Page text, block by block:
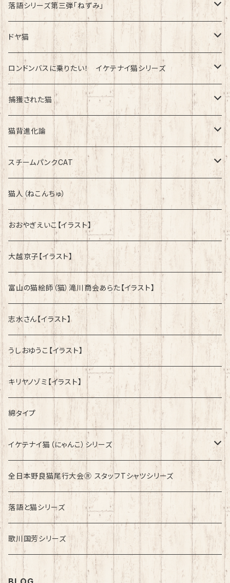
速乾ドライタイプ
落語シリーズ第三弾「ねずみ」
速乾ドライタイプ
ドヤ猫
綿100%ノーマルタイプ
ロンドンバスに乗りたい！ イケテナイ猫シリーズ
綿100％ノーマルタイプ
速乾ドライタイプ
捕獲された猫
速乾ドライタイプ
綿100%ノーマルタイプ
猫背進化論
速乾ドライタイプ
綿100%ノーマルタイプ
スチームパンクCAT
綿100%ノーマルタイプ
猫人（ねこんちゅ）
おおやぎえいこ【イラスト】
大越京子【イラスト】
富山の猫絵師（猫）滝川商会あらた【イラスト】
志水さん【イラスト】
うしおゆうこ【イラスト】
キリヤノゾミ【イラスト】
綿タイプ
イケテナイ猫（にゃんこ）シリーズ
ロンドンバスに乗りたい！
全日本野良猫尾行大会Ⓡ スタッフTシャツシリーズ
落語と猫シリーズ
歌川国芳シリーズ